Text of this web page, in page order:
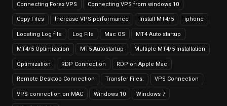
Connecting Forex VPS Connecting VPS from windows 10
Copy Files Increase VPS performance Install MT4/5 iphone
Locating Log file Log File Mac OS MT4 Auto startup
MT4/5 Optimization MT5 Autostartup Multiple MT4/5 Installation
Optimization RDP Connection RDP on Apple Mac
Remote Desktop Connection Transfer Files. VPS Connection
VPS connection on MAC Windows 10 Windows 7